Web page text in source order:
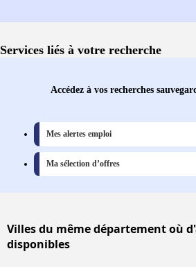
Services liés à votre recherche
Accédez à vos recherches
Mes alertes emploi
Ma sélection d’offres
Villesdu même département où
disponibles